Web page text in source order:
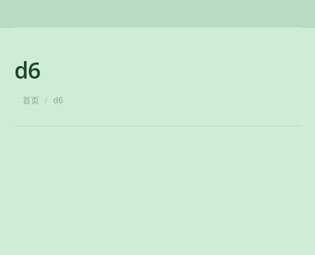
d6
您在这里：
首页 d6